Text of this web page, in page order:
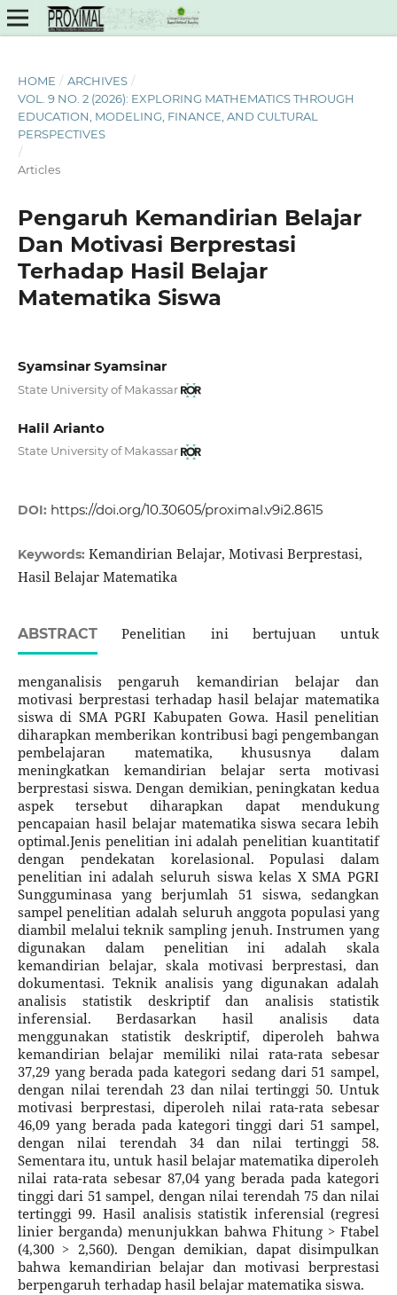
HOME / ARCHIVES /
VOL. 9 NO. 2 (2026): EXPLORING MATHEMATICS THROUGH
EDUCATION, MODELING, FINANCE, AND CULTURAL
PERSPECTIVES
/
Articles
Pengaruh Kemandirian Belajar
Dan Motivasi Berprestasi
Terhadap Hasil Belajar
Matematika Siswa
Syamsinar Syamsinar
State University of Makassar
Halil Arianto
State University of Makassar
DOI: https://doi.org/10.30605/proximal.v9i2.8615
Keywords: Kemandirian Belajar, Motivasi Berprestasi,
Hasil Belajar Matematika
ABSTRACTPenelitian ini bertujuan untuk
menganalisis pengaruh kemandirian belajar dan
motivasi berprestasi terhadap hasil belajar matematika
siswa di SMA PGRI Kabupaten Gowa. Hasil penelitian
diharapkan memberikan kontribusi bagi pengembangan
pembelajaran matematika, khususnya dalam
meningkatkan kemandirian belajar serta motivasi
berprestasi siswa. Dengan demikian, peningkatan kedua
aspek tersebut diharapkan dapat mendukung
pencapaian hasil belajar matematika siswa secara lebih
optimal.Jenis penelitian ini adalah penelitian kuantitatif
dengan pendekatan korelasional. Populasi dalam
penelitian ini adalah seluruh siswa kelas X SMA PGRI
Sungguminasa yang berjumlah 51 siswa, sedangkan
sampel penelitian adalah seluruh anggota populasi yang
diambil melalui teknik sampling jenuh. Instrumen yang
digunakan dalam penelitian ini adalah skala
kemandirian belajar, skala motivasi berprestasi, dan
dokumentasi. Teknik analisis yang digunakan adalah
analisis statistik deskriptif dan analisis statistik
inferensial. Berdasarkan hasil analisis data
menggunakan statistik deskriptif, diperoleh bahwa
kemandirian belajar memiliki nilai rata-rata sebesar
37,29 yang berada pada kategori sedang dari 51 sampel,
dengan nilai terendah 23 dan nilai tertinggi 50. Untuk
motivasi berprestasi, diperoleh nilai rata-rata sebesar
46,09 yang berada pada kategori tinggi dari 51 sampel,
dengan nilai terendah 34 dan nilai tertinggi 58.
Sementara itu, untuk hasil belajar matematika diperoleh
nilai rata-rata sebesar 87,04 yang berada pada kategori
tinggi dari 51 sampel, dengan nilai terendah 75 dan nilai
tertinggi 99. Hasil analisis statistik inferensial (regresi
linier berganda) menunjukkan bahwa Fhitung > Ftabel
(4,300 > 2,560). Dengan demikian, dapat disimpulkan
bahwa kemandirian belajar dan motivasi berprestasi
berpengaruh terhadap hasil belajar matematika siswa.